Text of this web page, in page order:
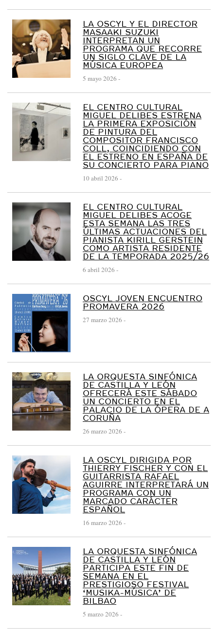
Y
L
E
Ó
N
:
P
S
LA OSCYL Y EL DIRECTOR
MASAAKI SUZUKI
INTERPRETAN UN
PROGRAMA QUE RECORRE
UN SIGLO CLAVE DE LA
MÚSICA EUROPEA
5 mayo 2026 -
EL CENTRO CULTURAL
MIGUEL DELIBES ESTRENA
LA PRIMERA EXPOSICIÓN
DE PINTURA DEL
COMPOSITOR FRANCISCO
COLL, COINCIDIENDO CON
EL ESTRENO EN ESPAÑA DE
SU CONCIERTO PARA PIANO
10 abril 2026 -
EL CENTRO CULTURAL
MIGUEL DELIBES ACOGE
ESTA SEMANA LAS TRES
ÚLTIMAS ACTUACIONES DEL
PIANISTA KIRILL GERSTEIN
COMO ARTISTA RESIDENTE
DE LA TEMPORADA 2025/26
6 abril 2026 -
OSCYL JOVEN ENCUENTRO
PROMAVERA 2026
27 marzo 2026 -
LA ORQUESTA SINFÓNICA
DE CASTILLA Y LEÓN
OFRECERÁ ESTE SÁBADO
UN CONCIERTO EN EL
PALACIO DE LA ÓPERA DE A
CORUÑA
26 marzo 2026 -
LA OSCYL DIRIGIDA POR
THIERRY FISCHER Y CON EL
GUITARRISTA RAFAEL
AGUIRRE INTERPRETARÁ UN
PROGRAMA CON UN
MARCADO CARÁCTER
ESPAÑOL
16 marzo 2026 -
LA ORQUESTA SINFÓNICA
DE CASTILLA Y LEÓN
PARTICIPA ESTE FIN DE
SEMANA EN EL
PRESTIGIOSO FESTIVAL
‘MUSIKA-MÚSICA’ DE
BILBAO
5 marzo 2026 -